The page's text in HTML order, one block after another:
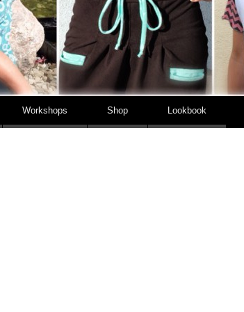
Workshops Shop Lookbook